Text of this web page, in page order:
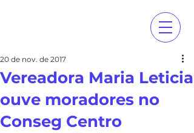
Vereadora Maria Leticia
ouve moradores no
Conseg Centro
20 de nov. de 2017